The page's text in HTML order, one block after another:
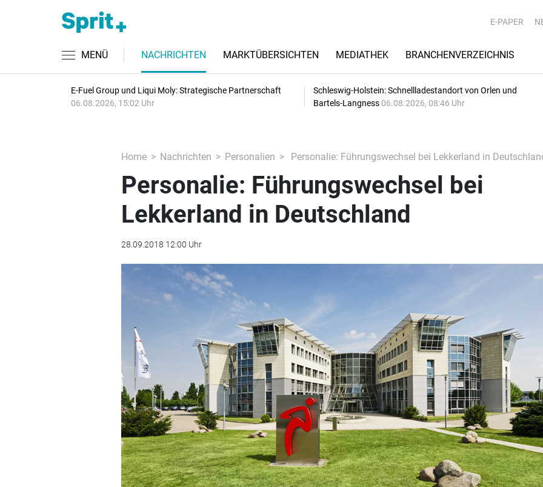
E-PAPER
MENÜ NACHRICHTEN MARKTÜBERSICHTEN MEDIATHEK BRANCHENVERZEICHNIS
E-Fuel Group und Liqui Moly: Strategische Partnerschaft
06.08.2026, 15:02 Uhr
Schleswig-Holstein: Schnellladestandort von Orlen und
Bartels-Langness 06.08.2026, 08:46 Uhr
Home Nachrichten Personalien Personalie: Führungswechsel bei Lekkerland in
Personalie: Führungswechsel bei
Lekkerland in Deutschland
28.09.2018 12:00 Uhr